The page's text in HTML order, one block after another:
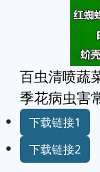
百虫清喷蔬
季花病虫害
下载链接1
下载链接2